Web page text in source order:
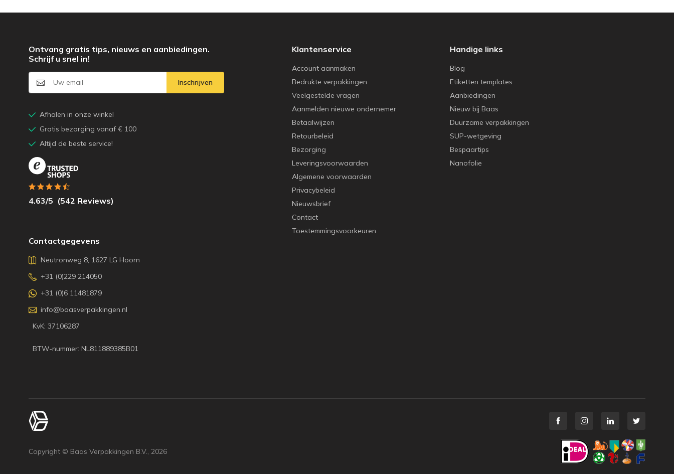
Klantenservice
Account aanmaken
Bedrukte verpakkingen
Veelgestelde vragen
Aanmelden nieuwe ondernemer
Betaalwijzen
Retourbeleid
Bezorging
Leveringsvoorwaarden
Algemene voorwaarden
Privacybeleid
Nieuwsbrief
Contact
Toestemmingsvoorkeuren
Handige links
Blog
Etiketten templates
Aanbiedingen
Nieuw bij Baas
Duurzame verpakkingen
SUP-wetgeving
Bespaartips
Nanofolie
Contactgegevens
Neutronweg 8, 1627 LG Hoorn
+31 (0)229 214050
+31 (0)6 11481879
info@baasverpakkingen.nl
KvK: 37106287
BTW-nummer: NL811889385B01
Ontvang gratis tips, nieuws en aanbiedingen.
Schrijf u snel in!
Inschrijven
Afhalen in onze winkel
Gratis bezorging vanaf € 100
Altijd de beste service!
4.63/5 (542 Reviews)
Copyright © Baas Verpakkingen B.V., 2026